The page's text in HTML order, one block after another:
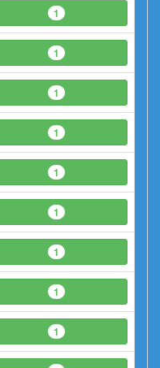
1
1
1
1
1
1
1
1
1